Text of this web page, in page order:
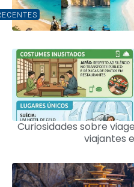
Curiosidades sobre
viajantes